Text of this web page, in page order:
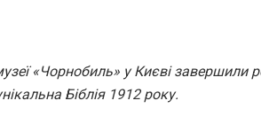
«Чорнобиль» у Києві завершили
Біблія 1912 року.